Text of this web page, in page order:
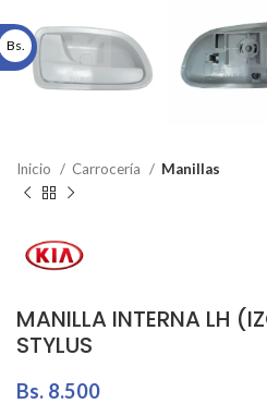
Inicio Carrocería Manillas
MANILLA INTERNA LH
STYLUS
Bs. 8.500
Bs.